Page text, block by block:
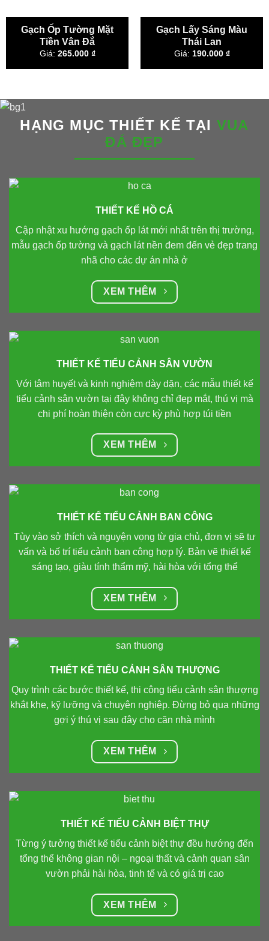
Gạch Ốp Tường Mặt
Tiền Vân Đắ
Giá: 265.000 ₫
Gạch Lấy Sáng Màu
Thái Lan
Giá: 190.000 ₫
HẠNG MỤC THIẾT KẾ TẠI VUA
ĐÁ ĐẸP
THIẾT KẾ HỒ CÁ
Cập nhật xu hướng gạch ốp lát mới nhất trên thị trường,
mẫu gạch ốp tường và gạch lát nền đem đến vẻ đẹp trang
nhã cho các dự án nhà ở
XEM THÊM
THIẾT KẾ TIỂU CẢNH SÂN VƯỜN
Với tâm huyết và kinh nghiệm dày dặn, các mẫu thiết kế
tiểu cảnh sân vườn tại đây không chỉ đẹp mắt, thú vị mà
chi phí hoàn thiện còn cực kỳ phù hợp túi tiền
XEM THÊM
THIẾT KẾ TIỂU CẢNH BAN CÔNG
Tùy vào sở thích và nguyện vọng từ gia chủ, đơn vị sẽ tư
vấn và bố trí tiểu cảnh ban công hợp lý. Bản vẽ thiết kế
sáng tạo, giàu tính thẩm mỹ, hài hòa với tổng thể
XEM THÊM
THIẾT KẾ TIỂU CẢNH SÂN THƯỢNG
Quy trình các bước thiết kế, thi công tiểu cảnh sân thượng
khắt khe, kỹ lưỡng và chuyên nghiệp. Đừng bỏ qua những
gợi ý thú vị sau đây cho căn nhà mình
XEM THÊM
THIẾT KẾ TIỂU CẢNH BIỆT THỰ
Từng ý tưởng thiết kế tiểu cảnh biệt thự đều hướng đến
tổng thể không gian nội – ngoại thất và cảnh quan sân
vườn phải hài hòa, tinh tế và có giá trị cao
XEM THÊM